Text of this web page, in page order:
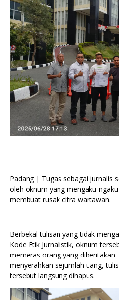
Padang | Tugas sebagai jurnalis
oleh oknum yang mengaku-
membuat rusak citra wartawan.
Berbekal tulisan yang tidak
Kode Etik Jurnalistik, oknum
memeras orang yang diberitakan.
menyerahkan sejumlah uang,
tersebut langsung dihapus.